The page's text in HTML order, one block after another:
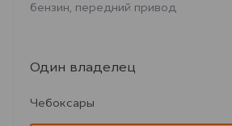
бензин, передний привод
Один владелец
Чебоксары